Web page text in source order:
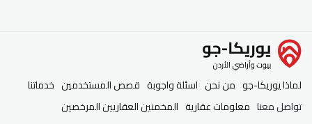
لماذا يوريكا-جو من نحن اسئلة واجوبة قصص المستخدمين خدماتنا
تواصل معنا معلومات عقارية المخمنين العقاريين المرخصين